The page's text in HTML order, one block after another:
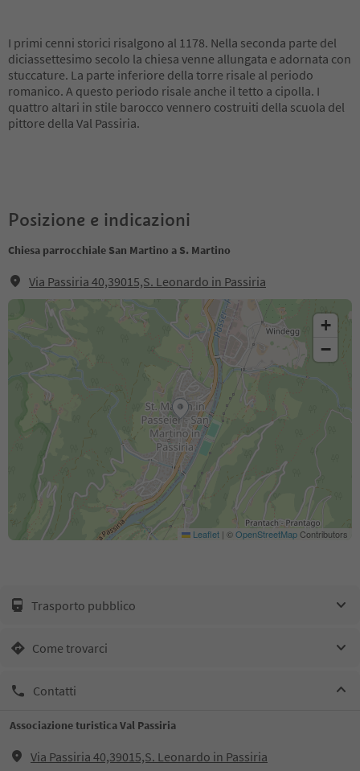
I primi cenni storici risalgono al 1178. Nella seconda parte del
diciassettesimo secolo la chiesa venne allungata e adornata con
stuccature. La parte inferiore della torre risale al periodo
romanico. A questo periodo risale anche il tetto a cipolla. I
quattro altari in stile barocco vennero costruiti della scuola del
pittore della Val Passiria.
Posizione e indicazioni
Chiesa parrocchiale San Martino a S. Martino
Via Passiria 40,39015,S. Leonardo in Passiria
+
−
Leaflet | ©OpenStreetMapContributors
Trasporto pubblico
Come trovarci
Contatti
Associazione turistica Val Passiria
Via Passiria 40,39015,S. Leonardo in Passiria